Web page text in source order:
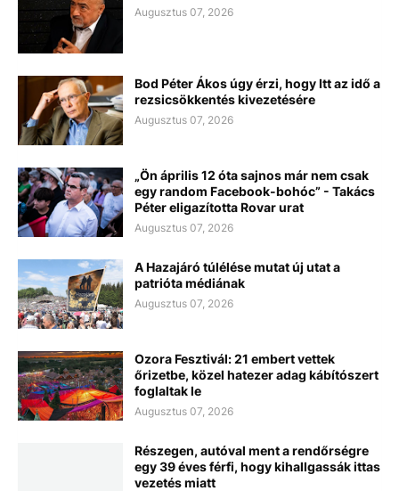
Augusztus 07, 2026
Bod Péter Ákos úgy érzi, hogy Itt az idő a
rezsicsökkentés kivezetésére
Augusztus 07, 2026
„Ön április 12 óta sajnos már nem csak
egy random Facebook-bohóc” - Takács
Péter eligazította Rovar urat
Augusztus 07, 2026
A Hazajáró túlélése mutat új utat a
patrióta médiának
Augusztus 07, 2026
Ozora Fesztivál: 21 embert vettek
őrizetbe, közel hatezer adag kábítószert
foglaltak le
Augusztus 07, 2026
Részegen, autóval ment a rendőrségre
egy 39 éves férfi, hogy kihallgassák ittas
vezetés miatt